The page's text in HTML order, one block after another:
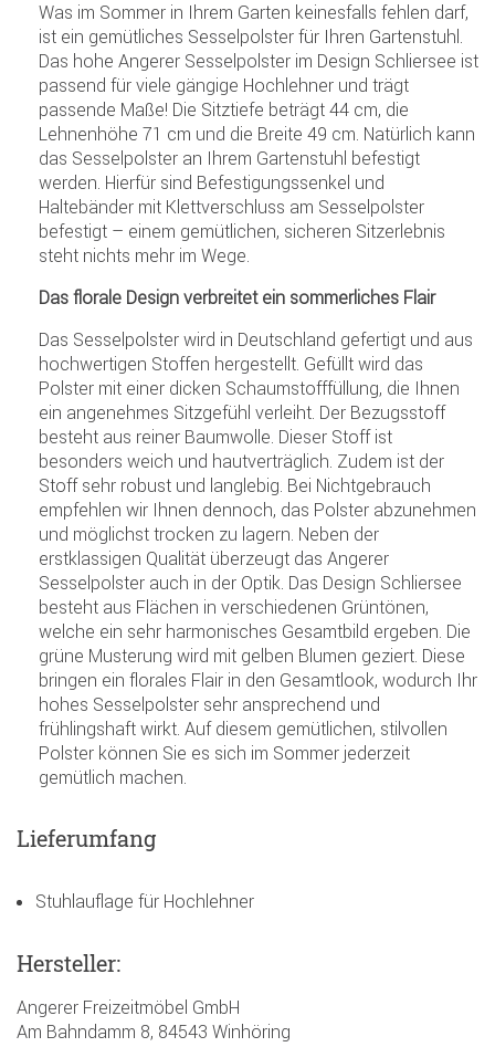
Was im Sommer in Ihrem Garten keinesfalls fehlen darf,
ist ein gemütliches Sesselpolster für Ihren Gartenstuhl.
Das hohe Angerer Sesselpolster im Design Schliersee ist
passend für viele gängige Hochlehner und trägt
passende Maße! Die Sitztiefe beträgt 44 cm, die
Lehnenhöhe 71 cm und die Breite 49 cm. Natürlich kann
das Sesselpolster an Ihrem Gartenstuhl befestigt
werden. Hierfür sind Befestigungssenkel und
Haltebänder mit Klettverschluss am Sesselpolster
befestigt – einem gemütlichen, sicheren Sitzerlebnis
steht nichts mehr im Wege.
Das florale Design verbreitet ein sommerliches Flair
Das Sesselpolster wird in Deutschland gefertigt und aus
hochwertigen Stoffen hergestellt. Gefüllt wird das
Polster mit einer dicken Schaumstofffüllung, die Ihnen
ein angenehmes Sitzgefühl verleiht. Der Bezugsstoff
besteht aus reiner Baumwolle. Dieser Stoff ist
besonders weich und hautverträglich. Zudem ist der
Stoff sehr robust und langlebig. Bei Nichtgebrauch
empfehlen wir Ihnen dennoch, das Polster abzunehmen
und möglichst trocken zu lagern. Neben der
erstklassigen Qualität überzeugt das Angerer
Sesselpolster auch in der Optik. Das Design Schliersee
besteht aus Flächen in verschiedenen Grüntönen,
welche ein sehr harmonisches Gesamtbild ergeben. Die
grüne Musterung wird mit gelben Blumen geziert. Diese
bringen ein florales Flair in den Gesamtlook, wodurch Ihr
hohes Sesselpolster sehr ansprechend und
frühlingshaft wirkt. Auf diesem gemütlichen, stilvollen
Polster können Sie es sich im Sommer jederzeit
gemütlich machen.
Lieferumfang
Stuhlauflage für Hochlehner
Hersteller:
Angerer Freizeitmöbel GmbH
Am Bahndamm 8, 84543 Winhöring